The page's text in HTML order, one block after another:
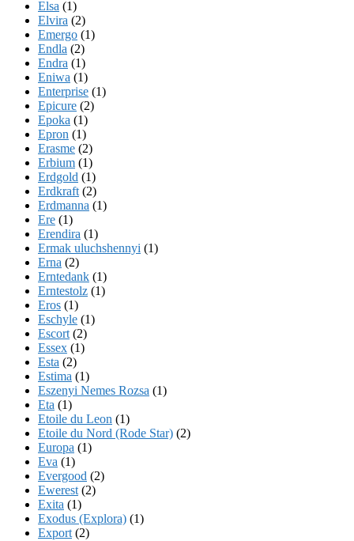
Elsa (1)
Elvira (2)
Emergo (1)
Endla (2)
Endra (1)
Eniwa (1)
Enterprise (1)
Epicure (2)
Epoka (1)
Epron (1)
Erasme (2)
Erbium (1)
Erdgold (1)
Erdkraft (2)
Erdmanna (1)
Ere (1)
Erendira (1)
Ermak uluchshennyi (1)
Erna (2)
Erntedank (1)
Erntestolz (1)
Eros (1)
Eschyle (1)
Escort (2)
Essex (1)
Esta (2)
Estima (1)
Eszenyi Nemes Rozsa (1)
Eta (1)
Etoile du Leon (1)
Etoile du Nord (Rode Star) (2)
Europa (1)
Eva (1)
Evergood (2)
Ewerest (2)
Exita (1)
Exodus (Explora) (1)
Export (2)